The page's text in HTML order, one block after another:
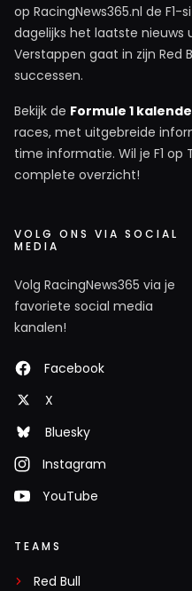
op RacingNews365.nl de
dagelijks het laatste nieuws
Verstappen gaat in zijn Red
successen.
Bekijk de Formule 1
races, met uitgebreide
time informatie. Wil je F1 op
complete overzicht!
VOLG ONS VIA SOCIAL
MEDIA
Volg RacingNews365 via je
favoriete social media
kanalen!
Facebook
X
Bluesky
Instagram
YouTube
TEAMS
Red Bull